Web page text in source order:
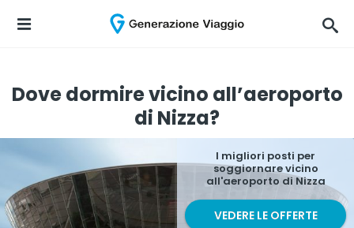
Dove dormire vicino all’aeroporto
di Nizza?
I migliori posti per
soggiornare vicino
all'aeroporto di Nizza
VEDERE LE OFFERTE